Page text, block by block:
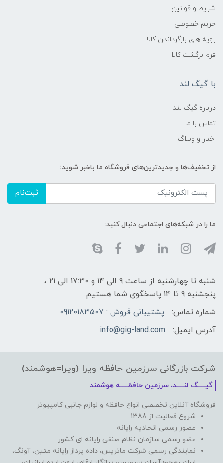
شرایط و قوانین
حریم خصوصی
رویه های بازگرداندن کالا
فرم برگشت کالا
با گیگ لند
درباره گیگ لند
تماس با ما
اخبار و وبلاگ
از تخفیف‌ها و جدیدترین‌های فروشگاه ما باخبر شوید:
ثبت‌نام
ما را در شبکه‌های اجتماعی دنبال کنید:
شنبه تا چهارشنبه از ساعت 9 الی ۱4 و 17:30 الی ۲1 ،
پنجشنبه 9 تا 14 پاسخگوی شما هستیم.
شماره تماس:
پشتیبانی فروش : 09120183507
آدرس ایمیل:
info@gig-land.com
شرکت بازرگانی سرزمین حافظه ویرا (ویرا=هوشمند)
گیـــــگ لنـــــد، سرزمین حافظـــــه هوشمند
فروشگاه آنلاین تخصصی انواع حافظه و لوازم جانبی کامپیوتر
شروع فعالیت از 1388
عضور رسمی اتحادیه رایانه
عضو رسمی سازمان نظام صنفی رایانه ای کشور
نمایندگی رسمی شرکت ماتریس، داده پرداز رایانه متین، آونگ،